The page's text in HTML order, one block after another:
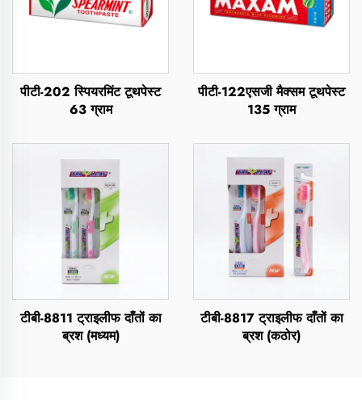
पीटी-202 स्पियरमिंट टूथपेस्ट
63 ग्राम
पीटी-122एसजी मैक्सम टूथपेस्ट
135 ग्राम
टीबी-8811 ट्राइलीफ दाँतों का
ब्रश (मध्यम)
टीबी-8817 ट्राइलीफ दाँतों का
ब्रश (कठोर)